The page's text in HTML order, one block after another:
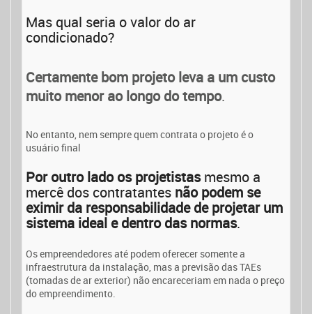
Mas qual seria o valor do ar
condicionado?
Certamente bom projeto leva a um custo
muito menor ao longo do tempo.
No entanto, nem sempre quem contrata o projeto é o
usuário final
Por outro lado os projetistasmesmo a
mercê dos contratantes não podem se
eximir da responsabilidade de projetar um
sistema ideal e dentro das normas.
Os empreendedores até podem oferecer somente a
infraestrutura da instalação, mas a previsão das TAEs
(tomadas de ar exterior) não encareceriam em nada o preço
do empreendimento.